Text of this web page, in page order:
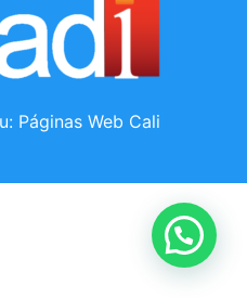
Páginas Web Cali